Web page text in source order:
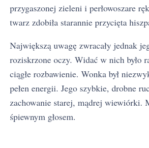
przygaszonej zieleni i perłowoszare
twarz zdobiła starannie przycięta
Największą uwagę zwracały jednak
roziskrzone oczy. Widać w nich było
ciągłe rozbawienie. Wonka był
pełen energii. Jego szybkie, drobne
zachowanie starej, mądrej wiewiórki.
śpiewnym głosem.